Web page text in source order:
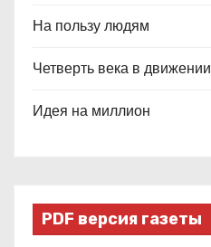
На пользу людям
Четверть века в движении
Идея на миллион
PDF версия газеты